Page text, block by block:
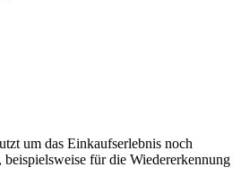
um das Einkaufserlebnis noch
beispielsweise für die Wiedererkennung